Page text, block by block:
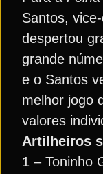
Santos,
despertou
grande
e o Santos
melhor jogo
valores
Artilheiros
1 – Toninho